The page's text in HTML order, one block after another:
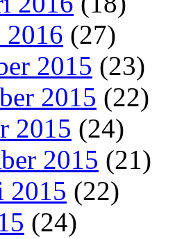
2016 (27)
2015 (23)
2015 (22)
2015 (24)
2015 (21)
2015 (22)
(24)